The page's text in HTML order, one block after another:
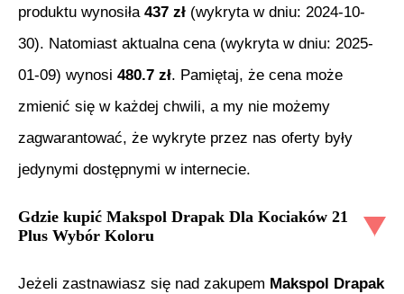
produktu wynosiła 437 zł (wykryta w dniu: 2024-10-
30). Natomiast aktualna cena (wykryta w dniu: 2025-
01-09) wynosi 480.7 zł. Pamiętaj, że cena może
zmienić się w każdej chwili, a my nie możemy
zagwarantować, że wykryte przez nas oferty były
jedynymi dostępnymi w internecie.
Gdzie kupić Makspol Drapak Dla Kociaków 21
Plus Wybór Koloru
Jeżeli zastnawiasz się nad zakupem Makspol Drapak